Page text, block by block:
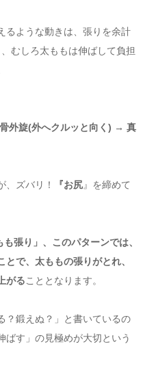
るような動きは、張りを余計
むしろ太ももは伸ばして負担
外旋(外へクルッと向く) → 真
、ズバリ！ 『お尻』を締めて
も張り」、このパターンでは、
で、太ももの張りがとれ、
がることとなります。
？鍛えぬ？」と書いているの
ばす」の見極めが大切という